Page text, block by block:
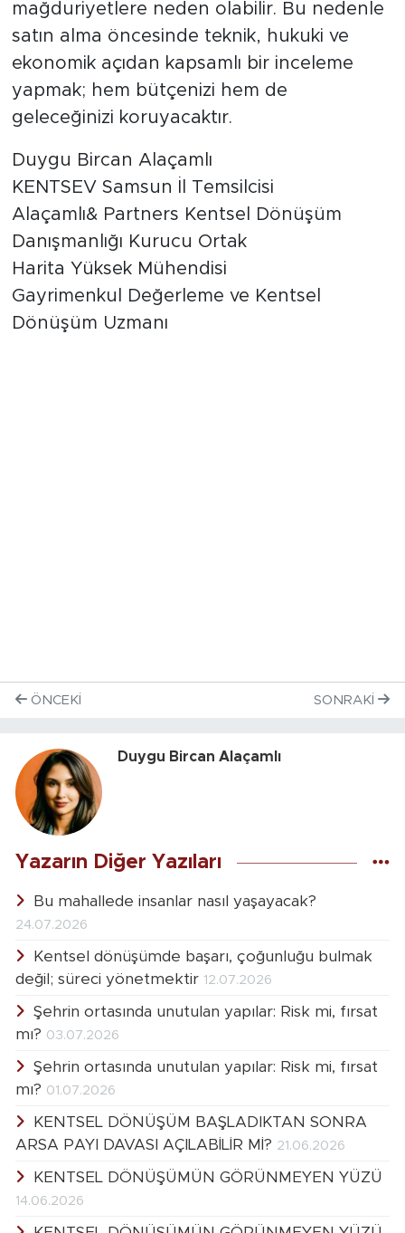
mağduriyetlere neden olabilir. Bu nedenle
satın alma öncesinde teknik, hukuki ve
ekonomik açıdan kapsamlı bir inceleme
yapmak; hem bütçenizi hem de
geleceğinizi koruyacaktır.
Duygu Bircan Alaçamlı
KENTSEV Samsun İl Temsilcisi
Alaçamlı& Partners Kentsel Dönüşüm
Danışmanlığı Kurucu Ortak
Harita Yüksek Mühendisi
Gayrimenkul Değerleme ve Kentsel
Dönüşüm Uzmanı
ÖNCEKI SONRAKI
Duygu Bircan Alaçamlı
Yazarın Diğer Yazıları
Bu mahallede insanlar nasıl yaşayacak?
24.07.2026
Kentsel dönüşümde başarı, çoğunluğu bulmak
değil; süreci yönetmektir 12.07.2026
Şehrin ortasında unutulan yapılar: Risk mi, fırsat
mı? 03.07.2026
Şehrin ortasında unutulan yapılar: Risk mi, fırsat
mı? 01.07.2026
KENTSEL DÖNÜŞÜM BAŞLADIKTAN SONRA
ARSA PAYI DAVASI AÇILABİLİR Mİ? 21.06.2026
KENTSEL DÖNÜŞÜMÜN GÖRÜNMEYEN YÜZÜ
14.06.2026